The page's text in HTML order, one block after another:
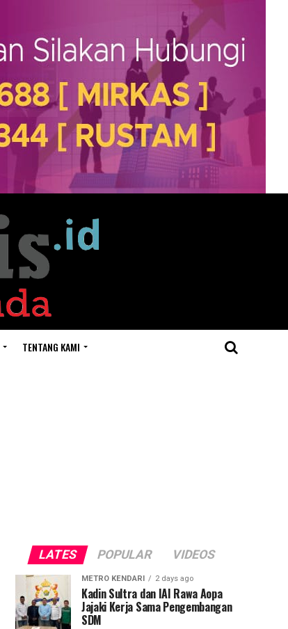
TENTANG KAMI
LATES POPULAR VIDEOS
METRO KENDARI 2 days ago
Kadin Sultra dan IAI Rawa Aopa
Jajaki Kerja Sama Pengembangan
SDM